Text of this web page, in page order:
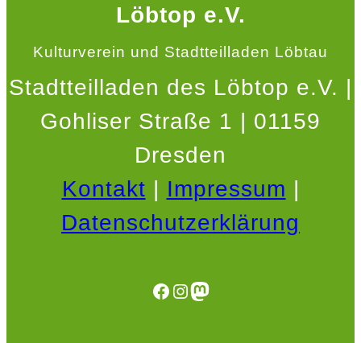
Löbtop e.V.
Kulturverein und Stadtteilladen Löbtau
Stadtteilladen des Löbtop e.V. |
Gohliser Straße 1 | 01159
Dresden
Kontakt | Impressum |
Datenschutzerklärung
Facebook
Instagram
Mastodon